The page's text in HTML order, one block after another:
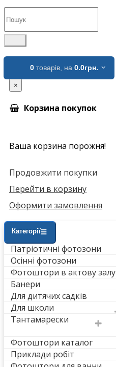
0 товарів, на 0.0грн.
×
Корзина покупок
Ваша корзина порожня!
Продовжити покупки
Перейти в корзину
Оформити замовлення
Категорії
Патріотичні фотозони
Осінні фотозони
Фотоштори в актову залу
Банери
Для дитячих садків
Для школи
Тантамарески
Фотоштори каталог
Приклади робіт